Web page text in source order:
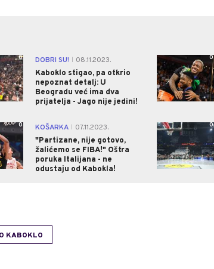
0 DOBRI SU!
08.11.2023.
Kaboklo stigao, pa otkrio
nepoznat detalj: U
Beogradu već ima dva
prijatelja - Jago nije jedini!
0
0 KOŠARKA
07.11.2023.
"Partizane, nije gotovo,
žalićemo se FIBA!" Oštra
poruka Italijana - ne
odustaju od Kabokla!
0
KABOKLO